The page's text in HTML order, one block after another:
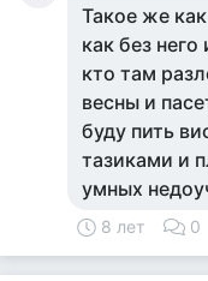
Такое же
как без
кто там
весны и
буду пить
тазиками и
умных
8 лет 0